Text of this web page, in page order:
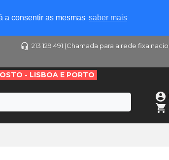
a consentir as mesmas saber mais
213 129 491 (Chamada para a rede fixa
- LISBOA E PORTO